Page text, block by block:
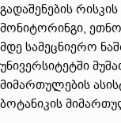
გადაშენების
მონიტორინგი,
მდე სამეცნიერო
უნივერსიტეტში
მიმართულების
ბოტანიკის